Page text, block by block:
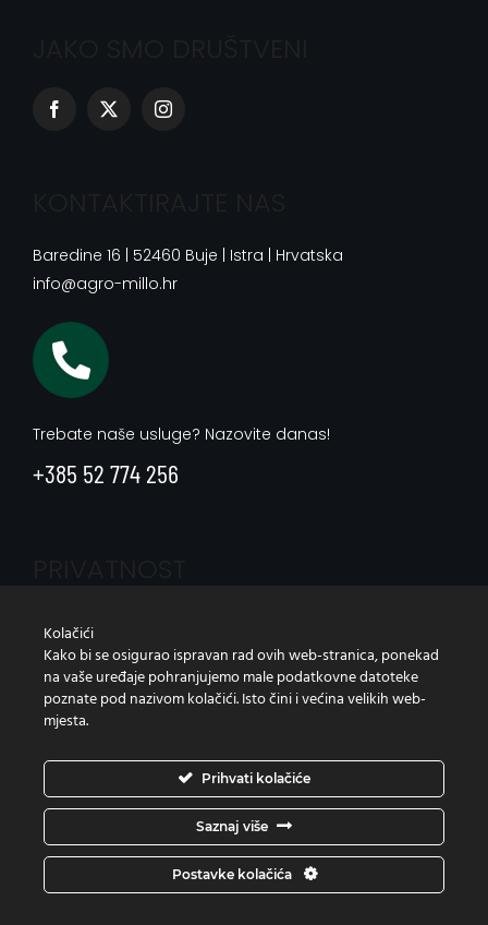
Baredine 16 | 52460 Buje | Istra | Hrvatska
info@agro-millo.hr
Trebate naše usluge? Nazovite danas!
+385 52 774 256
Zaštita osobnih podataka
Izjava o korištenju kolačićaIzjava o pristupačnosti
© Copyright Agro Millo | All Rights Reserved |
Development byStudio Web Art
Kolačići
Kako bi se osigurao ispravan rad ovih web-stranica, ponekad
na vaše uređaje pohranjujemo male podatkovne datoteke
poznate pod nazivom kolačići. Isto čini i većina velikih web-
mjesta.
Prihvati kolačiće
Saznaj više
Postavke kolačića